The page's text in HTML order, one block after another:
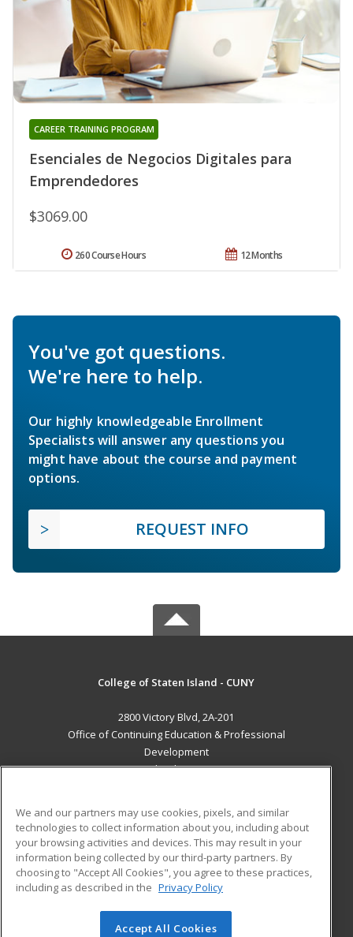
Esenciales de Negocios Digitales para
Emprendedores
CAREER TRAINING PROGRAM
$3069.00
12 Months
260 Course Hours
You've got questions.
We're here to help.
Our highly knowledgeable Enrollment
Specialists will answer any questions you
might have about the course and payment
options.
REQUEST INFO
College of Staten Island - CUNY
2800 Victory Blvd, 2A-201
Office of Continuing Education & Professional
Development
Staten Island, NY 10314 US
Career Training
ADDITIONAL RESOURCES
Help
Student Blog
© 2026 ed2go, a division of Cengage Learning. All rights
We and our partners may use cookies, pixels, and similar
technologies to collect information about you, including about
your browsing activities and devices. This may result in your
information being collected by our third-party partners. By
choosing to "Accept All Cookies", you agree to these practices,
including as described in the Privacy Policy
Accept All Cookies